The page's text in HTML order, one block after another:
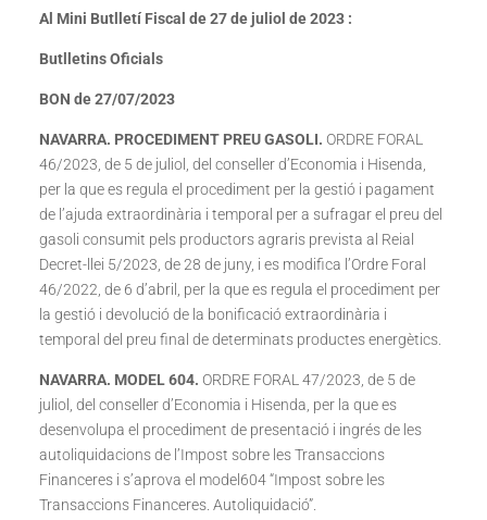
Al Mini Butlletí Fiscal de 27 de juliol de 2023 :
Butlletins Oficials
BON de 27/07/2023
NAVARRA. PROCEDIMENT PREU GASOLI. ORDRE FORAL
46/2023, de 5 de juliol, del conseller d’Economia i Hisenda,
per la que es regula el procediment per la gestió i pagament
de l’ajuda extraordinària i temporal per a sufragar el preu del
gasoli consumit pels productors agraris prevista al Reial
Decret-llei 5/2023, de 28 de juny, i es modifica l’Ordre Foral
46/2022, de 6 d’abril, per la que es regula el procediment per
la gestió i devolució de la bonificació extraordinària i
temporal del preu final de determinats productes energètics.
NAVARRA. MODEL 604. ORDRE FORAL 47/2023, de 5 de
juliol, del conseller d’Economia i Hisenda, per la que es
desenvolupa el procediment de presentació i ingrés de les
autoliquidacions de l’Impost sobre les Transaccions
Financeres i s’aprova el model604 “Impost sobre les
Transaccions Financeres. Autoliquidació”.